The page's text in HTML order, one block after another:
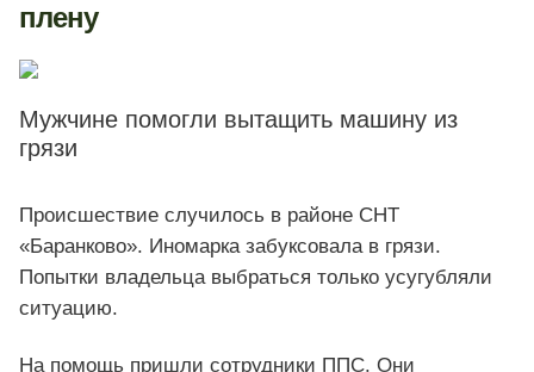
плену
Мужчине помогли вытащить машину из
грязи
Происшествие случилось в районе СНТ
«Баранково». Иномарка забуксовала в грязи.
Попытки владельца выбраться только усугубляли
ситуацию.
На помощь пришли сотрудники ППС. Они